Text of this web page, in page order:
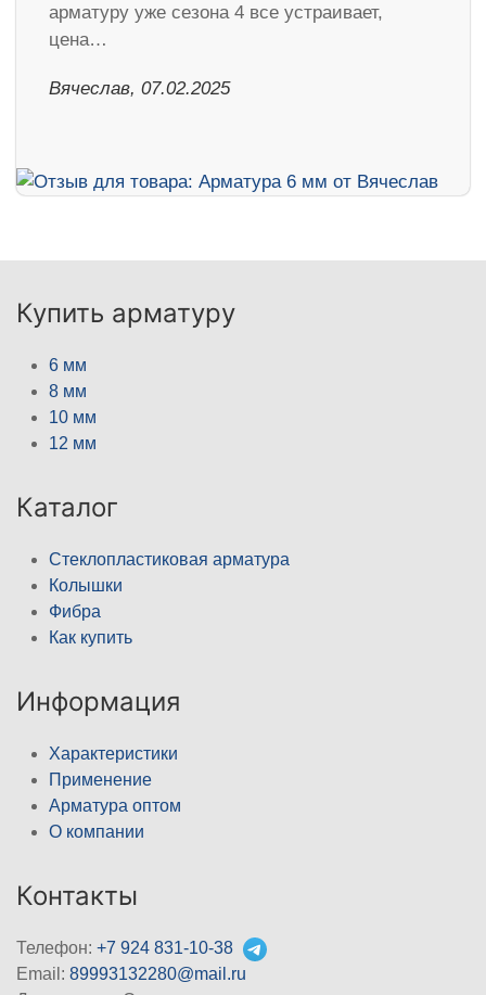
арматуру уже сезона 4 все устраивает,
цена…
Вячеслав, 07.02.2025
Купить арматуру
6 мм
8 мм
10 мм
12 мм
Каталог
Стеклопластиковая арматура
Колышки
Фибра
Как купить
Информация
Характеристики
Применение
Арматура оптом
О компании
Контакты
Телефон: +7 924 831-10-38
Email: 89993132280@mail.ru